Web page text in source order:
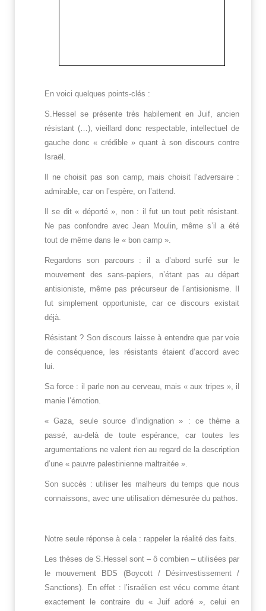
En voici quelques points-clés :
S.Hessel se présente très habilement en Juif, ancien
résistant (…), vieillard donc respectable, intellectuel de
gauche donc « crédible » quant à son discours contre
Israël.
Il ne choisit pas son camp, mais choisit l’adversaire :
admirable, car on l’espère, on l’attend.
Il se dit « déporté », non : il fut un tout petit résistant.
Ne pas confondre avec Jean Moulin, même s’il a été
tout de même dans le « bon camp ».
Regardons son parcours : il a d’abord surfé sur le
mouvement des sans-papiers, n’étant pas au départ
antisioniste, même pas précurseur de l’antisionisme. Il
fut simplement opportuniste, car ce discours existait
déjà.
Résistant ? Son discours laisse à entendre que par voie
de conséquence, les résistants étaient d’accord avec
lui.
Sa force : il parle non au cerveau, mais « aux tripes », il
manie l’émotion.
« Gaza, seule source d’indignation » : ce thème a
passé, au-delà de toute espérance, car toutes les
argumentations ne valent rien au regard de la description
d’une « pauvre palestinienne maltraitée ».
Son succès : utiliser les malheurs du temps que nous
connaissons, avec une utilisation démesurée du pathos.
Notre seule réponse à cela : rappeler la réalité des faits.
Les thèses de S.Hessel sont – ô combien – utilisées par
le mouvement BDS (Boycott / Désinvestissement /
Sanctions). En effet : l’israélien est vécu comme étant
exactement le contraire du « Juif adoré », celui en